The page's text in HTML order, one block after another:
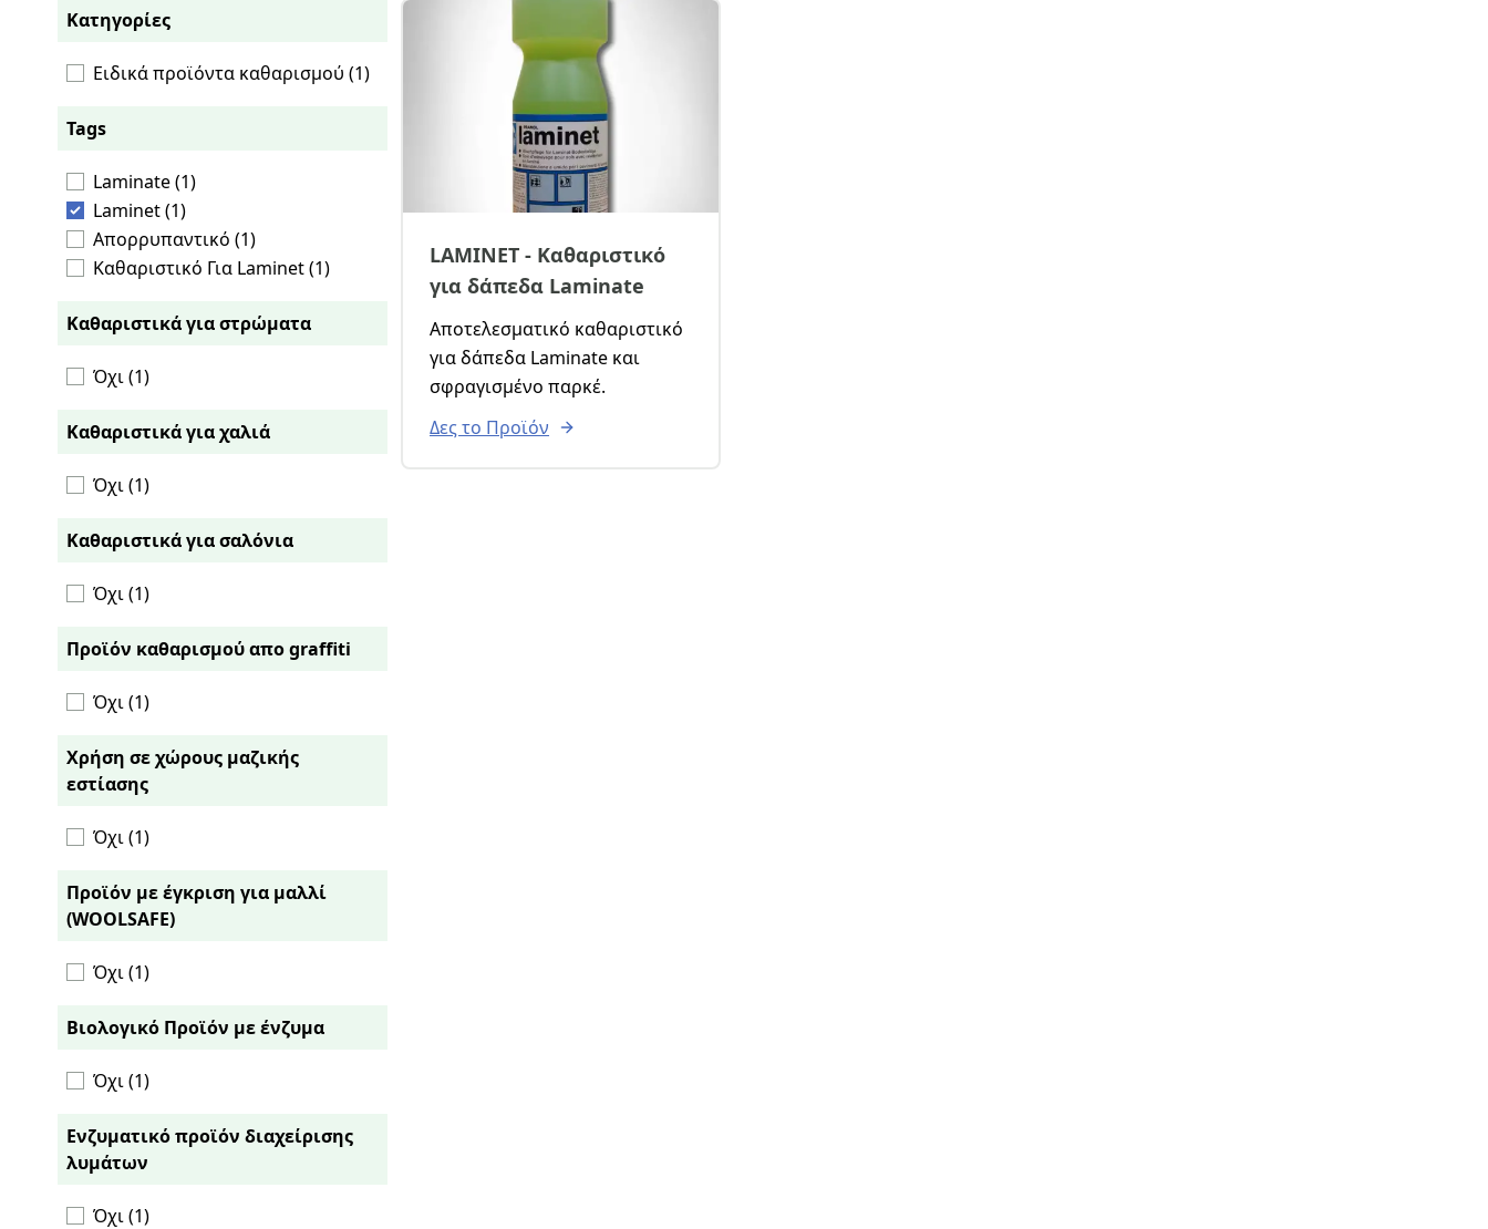
Κατηγορίες
Ειδικά προϊόντα καθαρισμού (1)
Tags
Laminate (1)
Laminet (1)
Απορρυπαντικό (1)
Καθαριστικό Για Laminet (1)
Καθαριστικά για στρώματα
Όχι (1)
Καθαριστικά για χαλιά
Όχι (1)
Καθαριστικά για σαλόνια
Όχι (1)
Προϊόν καθαρισμού απο graffiti
Όχι (1)
Χρήση σε χώρους μαζικής
εστίασης
Όχι (1)
Προϊόν με έγκριση για μαλλί
(WOOLSAFE)
Όχι (1)
Βιολογικό Προϊόν με ένζυμα
Όχι (1)
Ενζυματικό προϊόν διαχείρισης
λυμάτων
Όχι (1)
LAMINET - Καθαριστικό
για δάπεδα Laminate
Αποτελεσματικό καθαριστικό
για δάπεδα Laminate και
σφραγισμένο παρκέ.
Δες το Προϊόν